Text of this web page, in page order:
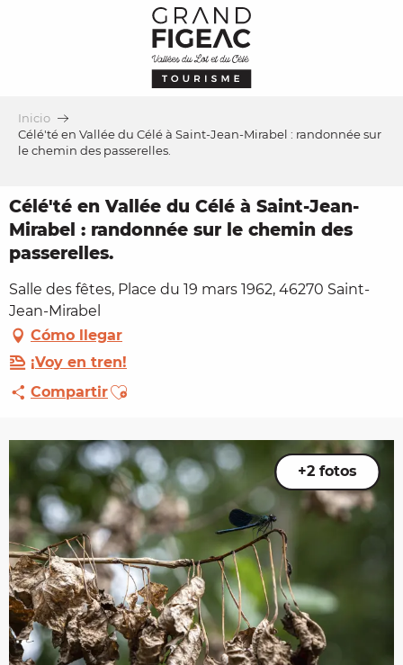
Inicio
Célé'té en Vallée du Célé à Saint-Jean-Mirabel : randonnée sur
le chemin des passerelles.
Célé'té en Vallée du Célé à Saint-Jean-
Mirabel : randonnée sur le chemin des
passerelles.
Salle des fêtes, Place du 19 mars 1962, 46270 Saint-
Jean-Mirabel
Cómo llegar
¡Voy en tren!
CompartirAjouter aux favoris
+2 fotos